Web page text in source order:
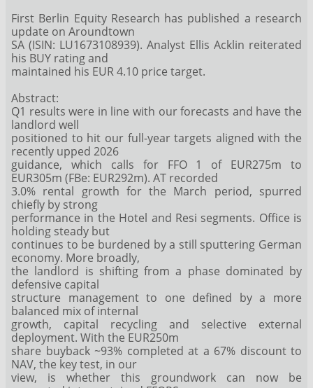
First Berlin Equity Research has published a research
update on Aroundtown
SA (ISIN: LU1673108939). Analyst Ellis Acklin reiterated
his BUY rating and
maintained his EUR 4.10 price target.
Abstract:
Q1 results were in line with our forecasts and have the
landlord well
positioned to hit our full-year targets aligned with the
recently upped 2026
guidance, which calls for FFO 1 of EUR275m to
EUR305m (FBe: EUR292m). AT recorded
3.0% rental growth for the March period, spurred
chiefly by strong
performance in the Hotel and Resi segments. Office is
holding steady but
continues to be burdened by a still sputtering German
economy. More broadly,
the landlord is shifting from a phase dominated by
defensive capital
structure management to one defined by a more
balanced mix of internal
growth, capital recycling and selective external
deployment. With the EUR250m
share buyback ~93% completed at a 67% discount to
NAV, the key test, in our
view, is whether this groundwork can now be